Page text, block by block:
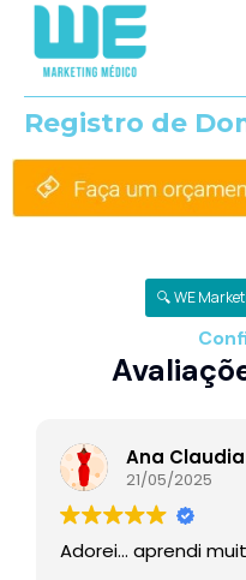
Registro de
🔍 WE
Ana
21/05/2025